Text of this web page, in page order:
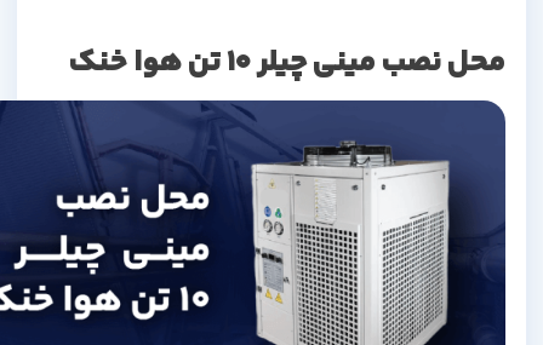
محل نصب مینی چیلر 10 تن هوا خنک